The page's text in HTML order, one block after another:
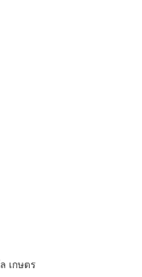
เกษตร